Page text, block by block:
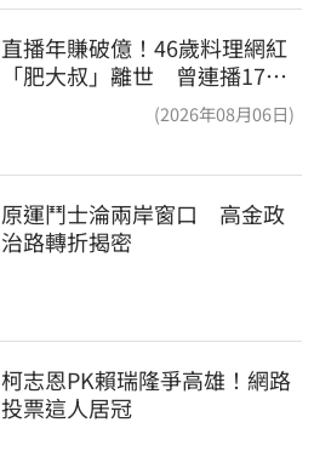
直播年賺破億！46歲料理網紅
「肥大叔」離世 曾連播17小
(2026年08月06日)
原運鬥士淪兩岸窗口　高金政
治路轉折揭密
柯志恩PK賴瑞隆爭高雄！網路
投票這人居冠